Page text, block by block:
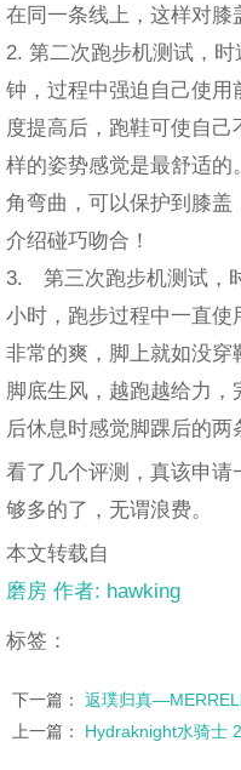
在同一条线上，这样对膝
2. 第二次跑步机测试，
钟，过程中强迫自己使用
度提高后，跑鞋可使自
样的姿势感觉是最舒适的
角弯曲，可以保护到膝
介绍碰巧吻合！
3. 第三次跑步机测试，
小时，跑步过程中一直
非常的爽，脚上就如没
脚底生风，越跑越给力
后休息时感觉脚踝后的两
看了几个评测，真该申
够多的了，无谓浪费。
本文转载自
磨房 作者: hawking
标签：
下一篇： 返璞归真
上一篇： Hydraknight水骑士